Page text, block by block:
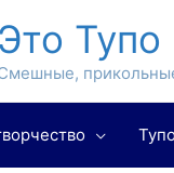
Это Тупо